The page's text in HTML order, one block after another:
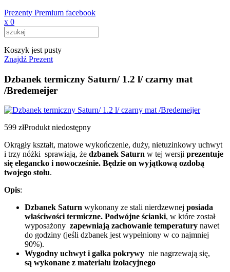
Prezenty Premium facebook
x 0
Koszyk jest pusty
Znajdź Prezent
Dzbanek termiczny Saturn/ 1.2 l/ czarny mat
/Bredemeijer
599 złProdukt niedostępny
Okrągły kształt, matowe wykończenie, duży, nietuzinkowy uchwyt
i trzy nóżki sprawiają, że dzbanek Saturn w tej wersji prezentuje
się elegancko i nowocześnie. Będzie on wyjątkową ozdobą
twojego stołu.
Opis:
Dzbanek Saturn wykonany ze stali nierdzewnej posiada
właściwości termiczne. Podwójne ścianki, w które został
wyposażony zapewniają zachowanie temperatury nawet
do godziny (jeśli dzbanek jest wypełniony w co najmniej
90%).
Wygodny uchwyt i gałka pokrywy nie nagrzewają się,
są wykonane z materiału izolacyjnego